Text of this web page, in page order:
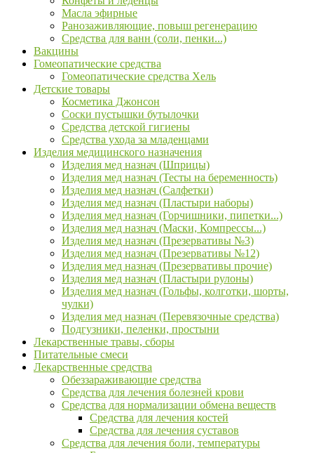
Масла эфирные
Ранозаживляющие, повыш регенерацию
Средства для ванн (соли, пенки...)
Вакцины
Гомеопатические средства
Гомеопатические средства Хель
Детские товары
Косметика Джонсон
Соски пустышки бутылочки
Средства детской гигиены
Средства ухода за младенцами
Изделия медицинского назначения
Изделия мед назнач (Шприцы)
Изделия мед назнач (Тесты на беременность)
Изделия мед назнач (Салфетки)
Изделия мед назнач (Пластыри наборы)
Изделия мед назнач (Горчишники, пипетки...)
Изделия мед назнач (Маски, Компрессы...)
Изделия мед назнач (Презервативы №3)
Изделия мед назнач (Презервативы №12)
Изделия мед назнач (Презервативы прочие)
Изделия мед назнач (Пластыри рулоны)
Изделия мед назнач (Гольфы, колготки, шорты,
чулки)
Изделия мед назнач (Перевязочные средства)
Подгузники, пеленки, простыни
Лекарственные травы, сборы
Питательные смеси
Лекарственные средства
Обеззараживающие средства
Средства для лечения болезней крови
Средства для нормализации обмена веществ
Средства для лечения костей
Средства для лечения суставов
Средства для лечения боли, температуры